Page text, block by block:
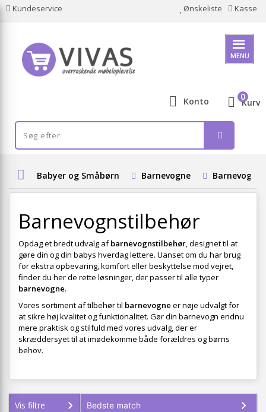
Kundeservice Ønskeliste Kasse
MENU
Konto Kurv
0
Babyer og Småbørn Barnevogne
Barnevognstilbehør
Opdag et bredt udvalg afbarnevognstilbehør, designet til at
gøre din og din babys hverdag lettere. Uanset om du har brug
for ekstra opbevaring, komfort eller beskyttelse mod vejret,
finder du her de rette løsninger, der passer til alle typer
barnevogne.
Vores sortiment af tilbehør til barnevogne er nøje udvalgt for
at sikre høj kvalitet og funktionalitet. Gør din barnevogn endnu
mere praktisk og stilfuld med vores udvalg, der er
skræddersyet til at imødekomme både forældres og børns
behov.
Vis filtre